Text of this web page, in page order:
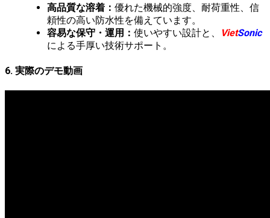
高品質な溶着： 優れた機械的強度、耐荷重性、信
頼性の高い防水性を備えています。
容易な保守・運用： 使いやすい設計と、 VietSonic
による手厚い技術サポート。
6. 実際のデモ動画